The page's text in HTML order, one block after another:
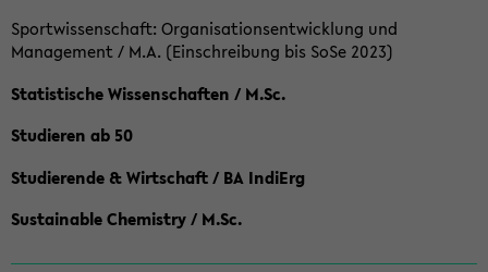
Sportwissenschaft: Organisationsentwicklung und
Management / M.A. (Einschreibung bis SoSe 2023)
Statistische Wissenschaften / M.Sc.
Studieren ab 50
Studierende & Wirtschaft / BA IndiErg
Sustainable Chemistry / M.Sc.